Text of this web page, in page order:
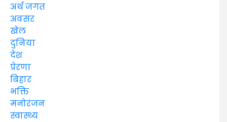
अर्थ जगत
अवसर
खेल
दुनिया
देश
प्रेरणा
बिहार
भक्ति
मनोरंजन
स्वास्थ्य